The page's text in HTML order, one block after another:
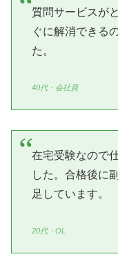
質問サービスが
ぐに解消できる
た。
40代・会社員
在宅受験なので
した。合格後に
足しています。
20代・OL